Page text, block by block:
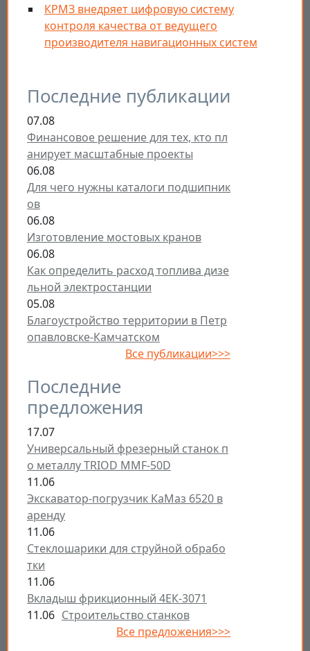
Последние публикации
07.08
Финансовое решение для тех, кто пл
анирует масштабные проекты
06.08
Для чего нужны каталоги подшипник
ов
06.08
Изготовление мостовых кранов
06.08
Как определить расход топлива дизе
льной электростанции
05.08
Благоустройство территории в Петр
опавловске-Камчатском
Все публикации>>>
Последние
предложения
17.07
Универсальный фрезерный станок п
о металлу TRIOD MMF-50D
11.06
Экскаватор-погрузчик КаМаз 6520 в
аренду
11.06
Стеклошарики для струйной обрабо
тки
11.06
Вкладыш фрикционный 4ЕК-3071
11.06 Строительство станков
Все предложения>>>
КРМЗ внедряет цифровую систему
контроля качества от ведущего
производителя навигационных систем